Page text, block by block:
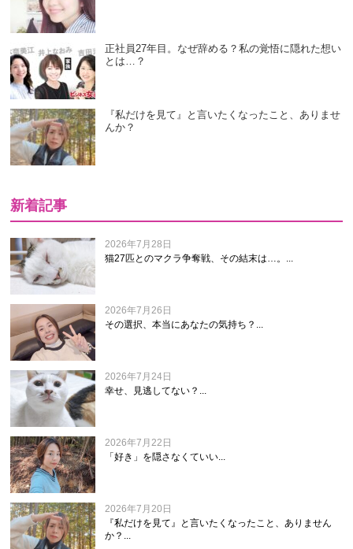
正社員27年目。なぜ辞める？私の覚悟に隠れた想い
とは…？
『私だけを見て』と言いたくなったこと、ありませ
んか？
新着記事
2026年7月28日
猫27匹とのマクラ争奪戦、その結末は…。...
2026年7月26日
その選択、本当にあなたの気持ち？...
2026年7月24日
幸せ、見逃してない？...
2026年7月22日
「好き」を隠さなくていい...
2026年7月20日
『私だけを見て』と言いたくなったこと、ありません
か？...